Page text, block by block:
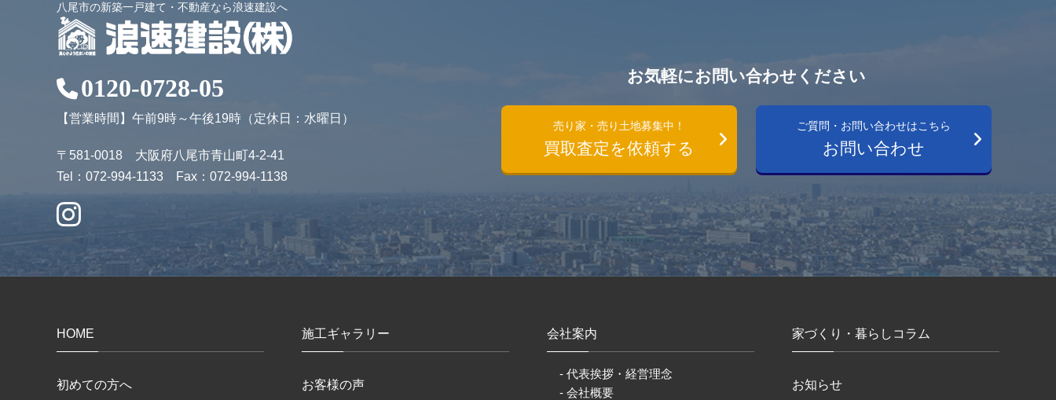
八尾市の新築一戸建て・不動産なら浪速建設へ
0120-0728-05
【営業時間】午前9時～午後19時（定休日：水曜日）
〒581-0018 大阪府八尾市青山町4-2-41
Tel：072-994-1133 Fax：072-994-1138
お気軽にお問い合わせください
売り家・売り土地募集中！
買取査定を依頼する
ご質問・お問い合わせはこちら
お問い合わせ
HOME
初めての方へ
施工ギャラリー
お客様の声
会社案内
- 代表挨拶・経営理念
- 会社概要
家づくり・暮らしコラム
お知らせ